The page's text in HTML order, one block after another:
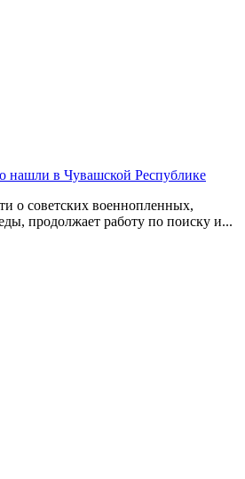
нашли в Чувашской Республике
о советских военнопленных,
продолжает работу по поиску и...